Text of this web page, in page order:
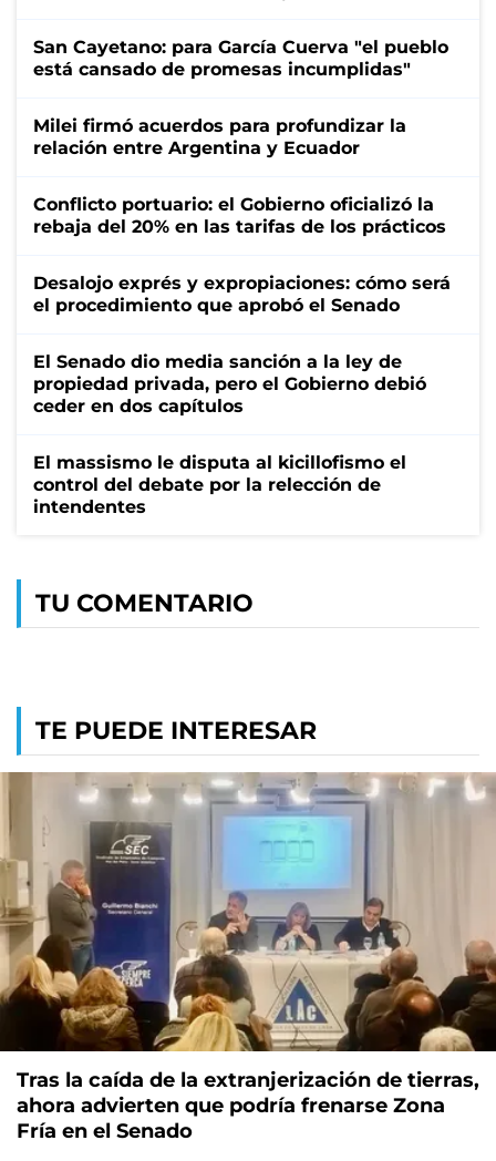
San Cayetano: para García Cuerva "el pueblo
está cansado de promesas incumplidas"
Milei firmó acuerdos para profundizar la
relación entre Argentina y Ecuador
Conflicto portuario: el Gobierno oficializó la
rebaja del 20% en las tarifas de los prácticos
Desalojo exprés y expropiaciones: cómo será
el procedimiento que aprobó el Senado
El Senado dio media sanción a la ley de
propiedad privada, pero el Gobierno debió
ceder en dos capítulos
El massismo le disputa al kicillofismo el
control del debate por la relección de
intendentes
TU COMENTARIO
TE PUEDE INTERESAR
Tras la caída de la extranjerización de tierras,
ahora advierten que podría frenarse Zona
Fría en el Senado